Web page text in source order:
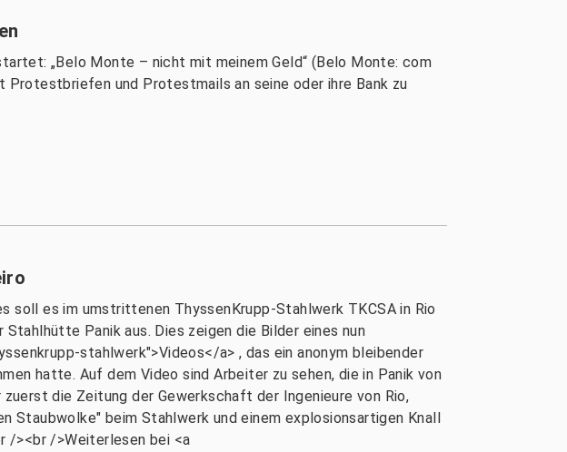
„Belo Monte – nicht mit meinem Geld“ (Belo Monte: com
Protestbriefen und Protestmails an seine oder ihre Bank zu
soll es im umstrittenen ThyssenKrupp-Stahlwerk TKCSA in Rio
Panik aus. Dies zeigen die Bilder eines nun
stahlwerk">Videos</a> , das ein anonym bleibender
hatte. Auf dem Video sind Arbeiter zu sehen, die in Panik von
die Zeitung der Gewerkschaft der Ingenieure von Rio,
Staubwolke" beim Stahlwerk und einem explosionsartigen Knall
/><br />Weiterlesen bei <a